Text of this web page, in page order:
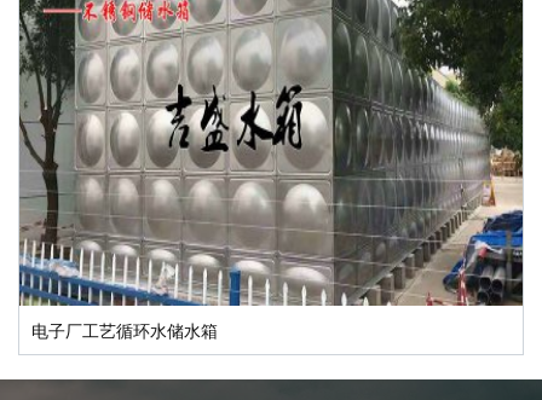
电子厂工艺循环水储水箱